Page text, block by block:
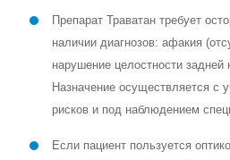
Препарат Траватан требует
наличии диагнозов: афакия
нарушение целостности задней
Назначение осуществляется с
рисков и под наблюдением
Если пациент пользуется